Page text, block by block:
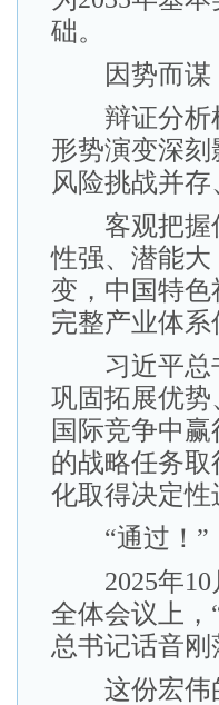
础。
因势而谋
辩证分析机
形势演变深
风险挑战并
客观把握优
性强、潜能
变，中国特
完整产业体
习近平总书
巩固拓展优
国际竞争中
的战略任务
化取得决定性
“通过！”
2025年10
全体会议上，
总书记话音刚
这份宏伟的